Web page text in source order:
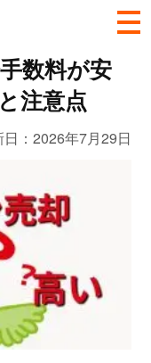
数料が安
注意点
日：2026年7月29日